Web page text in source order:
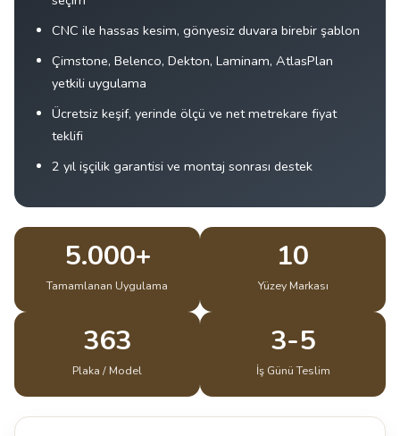
CNC ile hassas kesim, gönyesiz duvara birebir şablon
Çimstone, Belenco, Dekton, Laminam, AtlasPlan
yetkili uygulama
Ücretsiz keşif, yerinde ölçü ve net metrekare fiyat
teklifi
2 yıl işçilik garantisi ve montaj sonrası destek
5.000+
Tamamlanan Uygulama
10
Yüzey Markası
363
Plaka / Model
3-5
İş Günü Teslim